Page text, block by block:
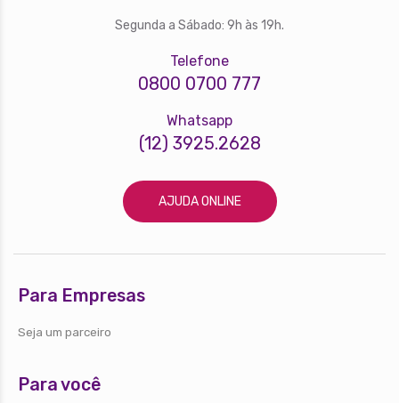
Segunda a Sábado: 9h às 19h.
Telefone
0800 0700 777
Whatsapp
(12) 3925.2628
AJUDA ONLINE
Para Empresas
Seja um parceiro
Para você